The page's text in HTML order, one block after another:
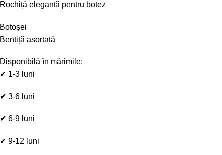
Rochiță elegantă pentru botez
Botoșei
Bentiță asortată
Disponibilă în mărimile:
✔ 1-3 luni
✔ 3-6 luni
✔ 6-9 luni
✔ 9-12 luni